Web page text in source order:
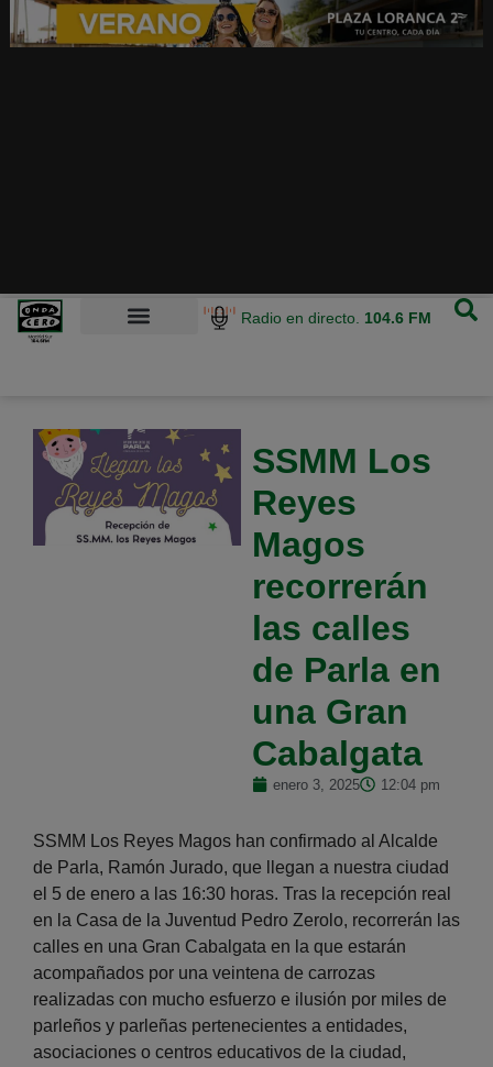
Radio en directo. 104.6 FM
SSMM Los
Reyes
Magos
recorrerán
las calles
de Parla en
una Gran
Cabalgata
enero 3, 2025 12:04 pm
SSMM Los Reyes Magos han confirmado al Alcalde
de Parla, Ramón Jurado, que llegan a nuestra ciudad
el 5 de enero a las 16:30 horas. Tras la recepción real
en la Casa de la Juventud Pedro Zerolo, recorrerán las
calles en una Gran Cabalgata en la que estarán
acompañados por una veintena de carrozas
realizadas con mucho esfuerzo e ilusión por miles de
parleños y parleñas pertenecientes a entidades,
asociaciones o centros educativos de la ciudad,